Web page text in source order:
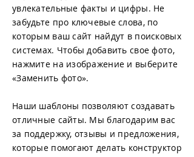
увлекательные факты и цифры. Не
забудьте про ключевые слова, по
которым ваш сайт найдут в поисковых
системах. Чтобы добавить свое фото,
нажмите на изображение и выберите
«Заменить фото».
Наши шаблоны позволяют создавать
отличные сайты. Мы благодарим вас
за поддержку, отзывы и предложения,
которые помогают делать конструктор